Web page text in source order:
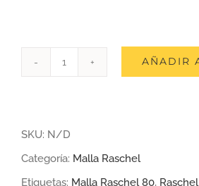
AÑADIR
SKU: N/D
Categoría: Malla Raschel
Etiquetas: Malla Raschel 80,